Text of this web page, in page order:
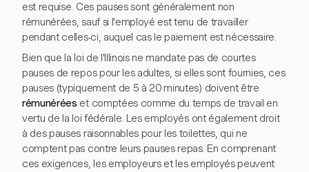
est requise. Ces pauses sont généralement non
rémunérées, sauf si l'employé est tenu de travailler
pendant celles-ci, auquel cas le paiement est nécessaire.
Bien que la loi de l'Illinois ne mandate pas de courtes
pauses de repos pour les adultes, si elles sont fournies, ces
pauses (typiquement de 5 à 20 minutes) doivent être
rémunérées et comptées comme du temps de travail en
vertu de la loi fédérale. Les employés ont également droit
à des pauses raisonnables pour les toilettes, qui ne
comptent pas contre leurs pauses repas. En comprenant
ces exigences, les employeurs et les employés peuvent